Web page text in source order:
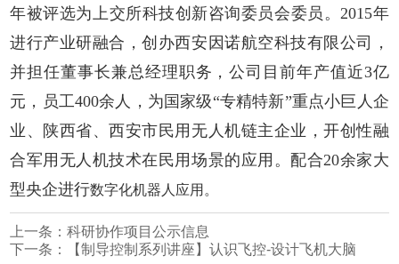
年被评选为上交所科技创新咨询委员会委员。2015年
进行产业研融合，创办西安因诺航空科技有限公司，
并担任董事长兼总经理职务，公司目前年产值近3亿
元，员工400余人，为国家级“专精特新”重点小巨人企
业、陕西省、西安市民用无人机链主企业，开创性融
合军用无人机技术在民用场景的应用。配合20余家大
型央企进行数字化机器人应用。
上一条：科研协作项目公示信息
下一条：
【制导控制系列讲座】认识飞控-设计飞机大脑